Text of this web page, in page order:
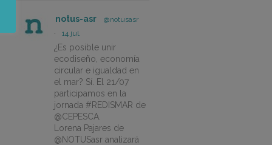
notus-asr
@notusasr
·
14 jul.
¿Es posible unir
ecodiseño, economía
circular e igualdad en
el mar? Sí. El 21/07
participamos en la
jornada #REDISMAR de
@CEPESCA.
Lorena Pajares de
@NOTUSasr analizará